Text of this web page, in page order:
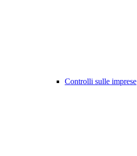
Controlli sulle imprese